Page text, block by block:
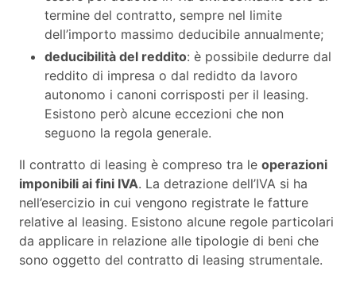
termine del contratto, sempre nel limite
dell’importo massimo deducibile annualmente;
deducibilità del reddito: è possibile dedurre dal
reddito di impresa o dal redidto da lavoro
autonomo i canoni corrisposti per il leasing.
Esistono però alcune eccezioni che non
seguono la regola generale.
Il contratto di leasing è compreso tra le operazioni
imponibili ai fini IVA. La detrazione dell’IVA si ha
nell’esercizio in cui vengono registrate le fatture
relative al leasing. Esistono alcune regole particolari
da applicare in relazione alle tipologie di beni che
sono oggetto del contratto di leasing strumentale.